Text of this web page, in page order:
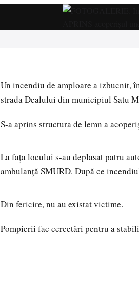
Un incendiu de amploare a izbucnit,
strada Dealului din municipiul Satu
S-a aprins structura de lemn a
La fața locului s-au deplasat patru
ambulanță SMURD. După ce
Din fericire, nu au existat victime.
Pompierii fac cercetări pentru a